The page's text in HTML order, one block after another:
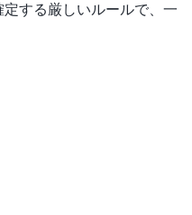
する厳しいルールで、一